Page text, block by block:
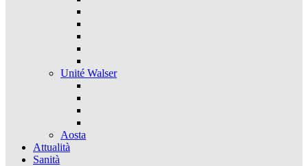
Unité Walser
Aosta
Attualità
Sanità